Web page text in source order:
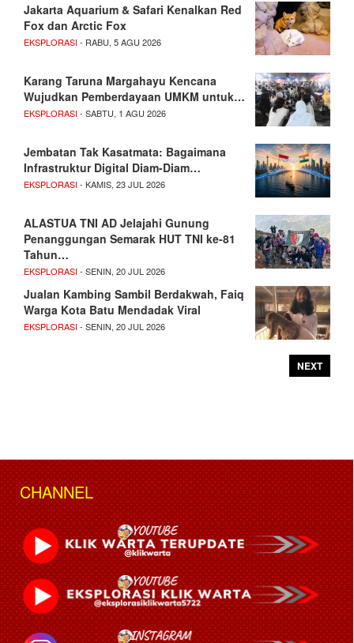
Jakarta Aquarium & Safari Kenalkan Red
Fox dan Arctic Fox
EKSPLORASI- RABU, 5 AGU 2026
Karang Taruna Margahayu Kencana
Wujudkan Pemberdayaan UMKM untuk…
EKSPLORASI- SABTU, 1 AGU 2026
Jembatan Tak Kasatmata: Bagaimana
Infrastruktur Digital Diam-Diam…
EKSPLORASI- KAMIS, 23 JUL 2026
ALASTUA TNI AD Jelajahi Gunung
Penanggungan Semarak HUT TNI ke-81
Tahun…
EKSPLORASI- SENIN, 20 JUL 2026
Jualan Kambing Sambil Berdakwah, Faiq
Warga Kota Batu Mendadak Viral
EKSPLORASI- SENIN, 20 JUL 2026
NEXT
CHANNEL